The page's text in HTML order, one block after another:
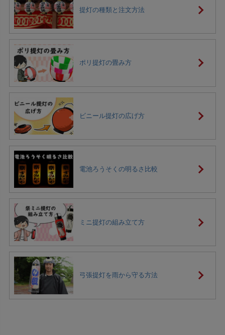
提灯の種類と注文方法
ポリ提灯の畳み方
ビニール提灯の広げ方
電池ろうそくの明るさ比較
ミニ提灯の組み立て方
弓張提灯を雨から守る方法